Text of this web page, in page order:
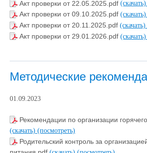
Акт проверки от 22.05.2025.pdf (скачать)
Акт проверки от 09.10.2025.pdf (скачать)
Акт проверки от 20.11.2025.pdf (скачать)
Акт проверки от 29.01.2026.pdf (скачать)
Методические
01.09.2023
Рекомендации по организации
(скачать) (посмотреть)
Родительский контроль за